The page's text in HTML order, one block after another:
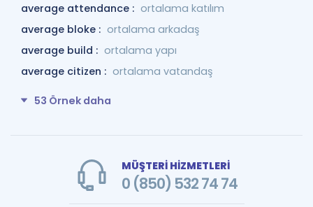
average attendance : ortalama katılım
average bloke : ortalama arkadaş
average build : ortalama yapı
average citizen : ortalama vatandaş
53 Örnek daha
MÜŞTERİ HİZMETLERİ
0 (850) 532 74 74